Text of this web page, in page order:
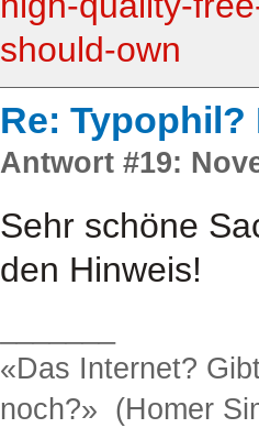
should-own
Re:
Antwort #19:
Sehr schöne
den Hinweis!
«Das Internet?
noch?» (Homer